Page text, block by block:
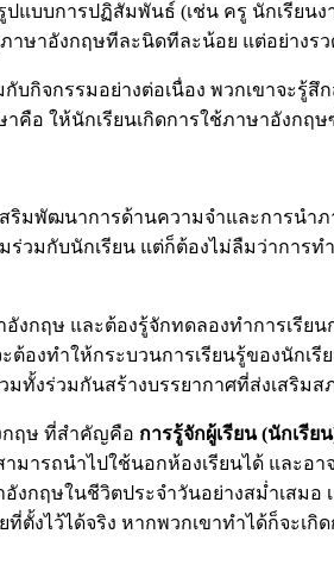
แบบการปฏิสัมพันธ์ (เช่น ครู นักเรีย
าษาอังกฤษทีละนิดทีละน้อย แต่อย่างรว
บกิจกรรมอย่างต่อเนื่อง พวกเขาจะ
คือ ให้นักเรียนเกิดการใช้ภาษาอังกฤษ
สริมพัฒนาการด้านความจำและการ
มกับนักเรียน แต่ก็ต้องไม่ลืมว่าการท
งกฤษ และต้องรู้จักทดลองทำการเรี
องทำให้กระบวนการเรียนรู้ของนัก
งร่วมกันสร้างบรรยากาศที่ส่งเสริม
กฤษ ที่สำคัญคือ การรู้จักผู้เรียน (นักเรี
มารถนำไปใช้นอกห้องเรียนได้ และ
กฤษในชีวิตประจำวันอย่างสม่ำเสม
ตั้งไว้ได้จริง หากพวกเขาทำได้ก็จะ